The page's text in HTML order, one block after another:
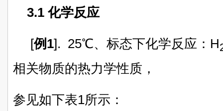
3.1 化学反应
[例1]. 25℃、标态下化学反应：H
相关物质的热力学性质，
参见如下表1所示：